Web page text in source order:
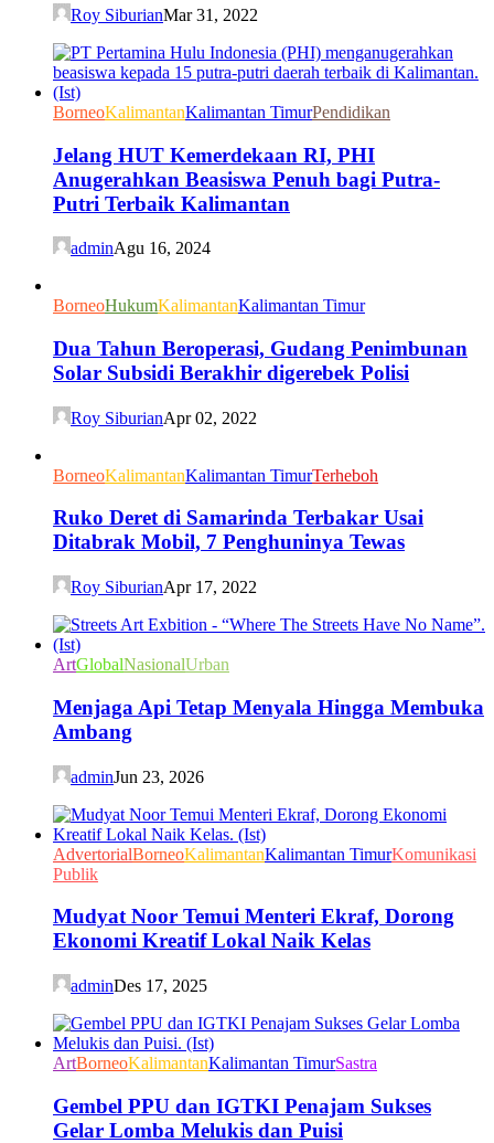
Roy SiburianMar 31, 2022
BorneoKalimantanKalimantan TimurPendidikan
Jelang HUT Kemerdekaan RI, PHI
Anugerahkan Beasiswa Penuh bagi Putra-
Putri Terbaik Kalimantan
adminAgu 16, 2024
BorneoHukumKalimantanKalimantan Timur
Dua Tahun Beroperasi, Gudang Penimbunan
Solar Subsidi Berakhir digerebek Polisi
Roy SiburianApr 02, 2022
BorneoKalimantanKalimantan TimurTerheboh
Ruko Deret di Samarinda Terbakar Usai
Ditabrak Mobil, 7 Penghuninya Tewas
Roy SiburianApr 17, 2022
ArtGlobalNasionalUrban
Menjaga Api Tetap Menyala Hingga Membuka
Ambang
adminJun 23, 2026
AdvertorialBorneoKalimantanKalimantan TimurKomunikasi
Publik
Mudyat Noor Temui Menteri Ekraf, Dorong
Ekonomi Kreatif Lokal Naik Kelas
adminDes 17, 2025
ArtBorneoKalimantanKalimantan TimurSastra
Gembel PPU dan IGTKI Penajam Sukses
Gelar Lomba Melukis dan Puisi